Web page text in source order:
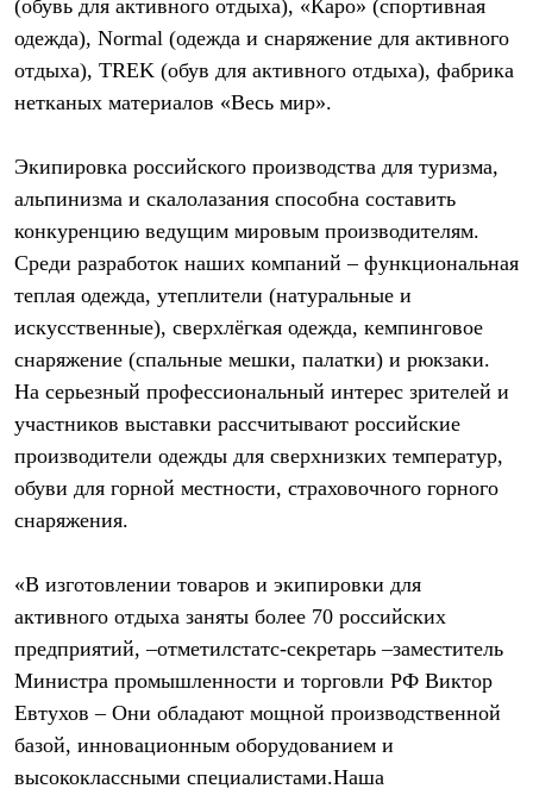
С синтетическим утеплителем
Аксессуары для спальников
Сумки и баулы
Баулы
Кошельки
Полезные аксессуары
Книги
Коврики
Обувь
Сапоги
Ботинки
Мужская обувь
Ботинки
Кроссовки
Сапоги
Гамаши
Бахилы
Тапочки
Уход за обувью
Головные уборы
Шапки
Балаклавы и маски
Кепки и бейсболки
Повязки
Шарфы
Панамы
Перчатки и рукавицы
(обувь для активного отдыха), «Каро» (спортивная
одежда), Normal (одежда и снаряжение для активного
отдыха), TREK (обув для активного отдыха), фабрика
нетканых материалов «Весь мир».
Экипировка российского производства для туризма,
альпинизма и скалолазания способна составить
конкуренцию ведущим мировым производителям.
Среди разработок наших компаний – функциональная
теплая одежда, утеплители (натуральные и
искусственные), сверхлёгкая одежда, кемпинговое
снаряжение (спальные мешки, палатки) и рюкзаки.
На серьезный профессиональный интерес зрителей и
участников выставки рассчитывают российские
производители одежды для сверхнизких температур,
обуви для горной местности, страховочного горного
снаряжения.
«В изготовлении товаров и экипировки для
активного отдыха заняты более 70 российских
предприятий, –отметилстатс-секретарь –заместитель
Министра промышленности и торговли РФ Виктор
Евтухов – Они обладают мощной производственной
базой, инновационным оборудованием и
высококлассными специалистами.Наша